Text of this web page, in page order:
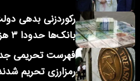
بانک‌ها حدودا ۳ هزار همت
فهرست تحریمی
رمزارزی تحریم